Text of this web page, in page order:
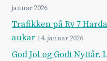
januar 2026
Trafikken på Rv 7
aukar 14. januar 2026
God Jol og Godt Nyttår.